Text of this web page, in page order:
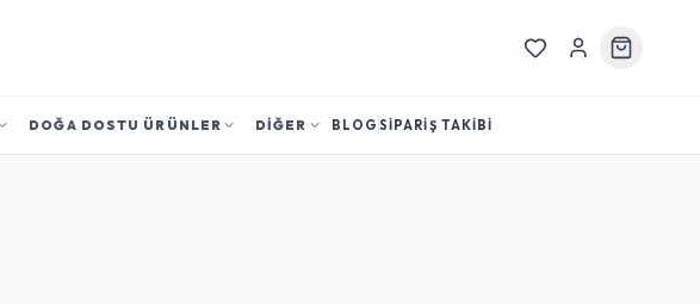
DOĞA DOSTU ÜRÜNLER DİĞER BLOG SİPARİŞ TAKİBİ